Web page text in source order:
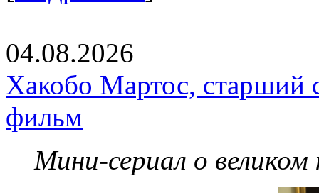
04.08.2026
Хакобо Мартос, старший
фильм
Мини-сериал о великом